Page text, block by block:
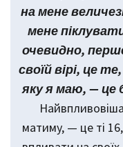
на мене
мене
очевидно,
своїй вірі, це
яку я маю, — це
матиму, — це ті